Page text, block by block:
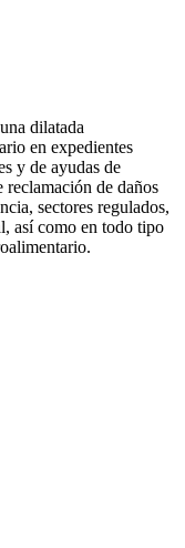
dilatada
en expedientes
y de ayudas de
reclamación de daños
sectores regulados,
así como en todo tipo